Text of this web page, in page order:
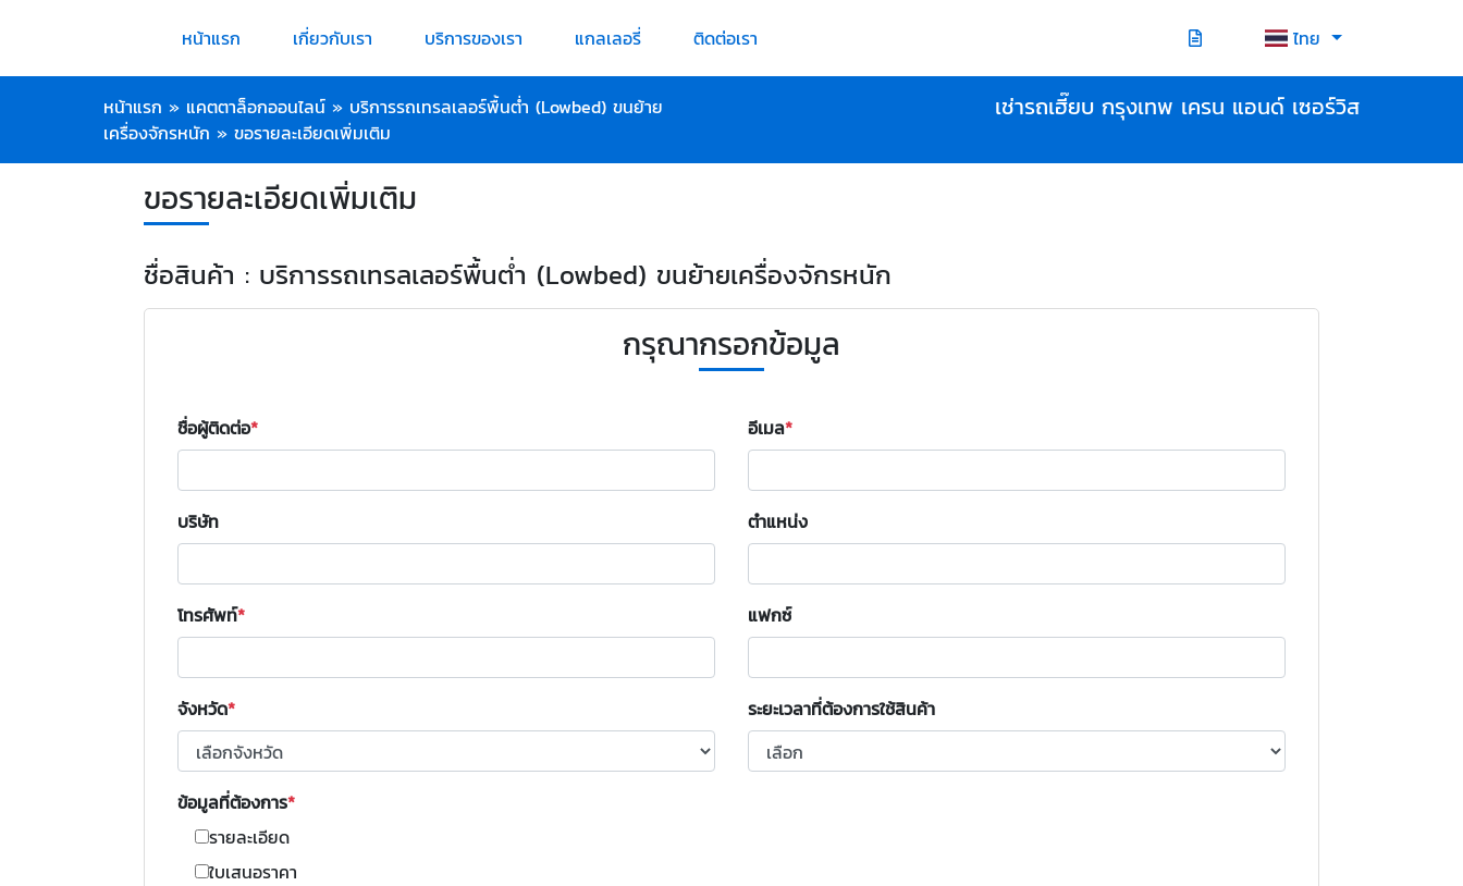
หน้าแรก เกี่ยวกับเรา บริการของเรา แกลเลอรี่ ติดต่อเรา ไทย
หน้าแรก » แคตตาล็อกออนไลน์ » บริการรถเทรลเลอร์พื้นต่ำ (Lowbed) ขนย้าย
เครื่องจักรหนัก » ขอรายละเอียดเพิ่มเติม
เช่ารถเฮี๊ยบ กรุงเทพ เครน แอนด์ เซอร์วิส
ขอรายละเอียดเพิ่มเติม
ชื่อสินค้า : บริการรถเทรลเลอร์พื้นต่ำ (Lowbed) ขนย้ายเครื่องจักรหนัก
กรุณากรอกข้อมูล
ชื่อผู้ติดต่อ อีเมล
บริษัท ตำแหน่ง
โทรศัพท์ แฟกซ์
จังหวัด ระยะเวลาที่ต้องการใช้สินค้า
ข้อมูลที่ต้องการ
รายละเอียด
ใบเสนอราคา